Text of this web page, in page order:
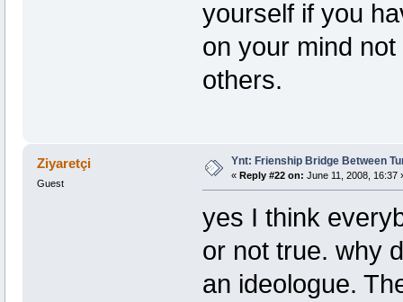
yourself if you
on your mind
others.
Ziyaretçi
Guest
Ynt: Frienship Bridge Between
« Reply #22 on: June 11, 2008, 16:37
yes I think
or not true. why
an ideologue.